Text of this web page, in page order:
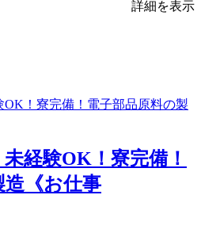
詳細を表示
未経験OK！寮完備！
造《お仕事